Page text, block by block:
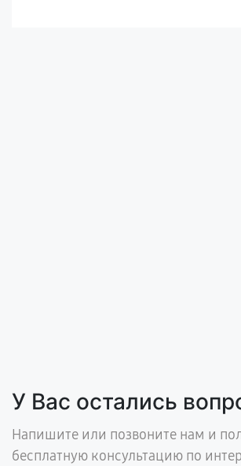
У Вас остались
Напишите или позвоните нам и
бесплатную консультацию по